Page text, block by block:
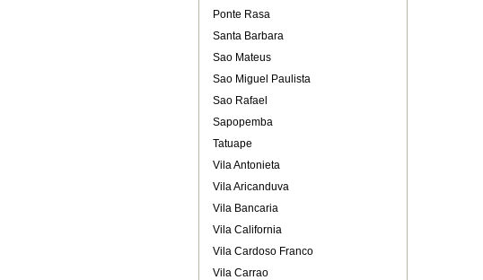
Ponte Rasa
Santa Barbara
Sao Mateus
Sao Miguel Paulista
Sao Rafael
Sapopemba
Tatuape
Vila Antonieta
Vila Aricanduva
Vila Bancaria
Vila California
Vila Cardoso Franco
Vila Carrao